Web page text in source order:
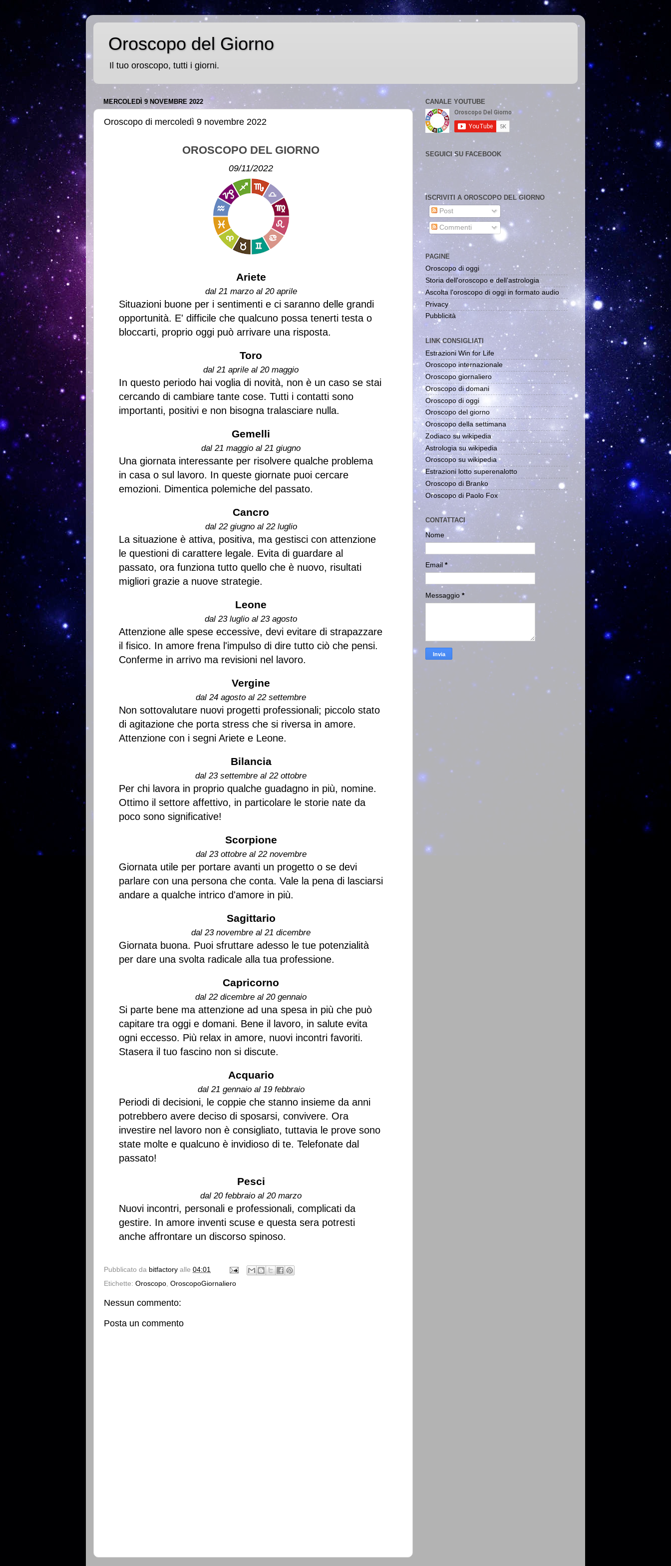
Oroscopo del Giorno
Il tuo oroscopo, tutti i giorni.
MERCOLEDÌ 9 NOVEMBRE 2022
Oroscopo di mercoledì 9 novembre 2022
OROSCOPO DEL GIORNO
09/11/2022
Ariete
dal 21 marzo al 20 aprile
Situazioni buone per i sentimenti e ci saranno delle grandi
opportunità. E' difficile che qualcuno possa tenerti testa o
bloccarti, proprio oggi può arrivare una risposta.
Toro
dal 21 aprile al 20 maggio
In questo periodo hai voglia di novità, non è un caso se stai
cercando di cambiare tante cose. Tutti i contatti sono
importanti, positivi e non bisogna tralasciare nulla.
Gemelli
dal 21 maggio al 21 giugno
Una giornata interessante per risolvere qualche problema
in casa o sul lavoro. In queste giornate puoi cercare
emozioni. Dimentica polemiche del passato.
Cancro
dal 22 giugno al 22 luglio
La situazione è attiva, positiva, ma gestisci con attenzione
le questioni di carattere legale. Evita di guardare al
passato, ora funziona tutto quello che è nuovo, risultati
migliori grazie a nuove strategie.
Leone
dal 23 luglio al 23 agosto
Attenzione alle spese eccessive, devi evitare di strapazzare
il fisico. In amore frena l'impulso di dire tutto ciò che pensi.
Conferme in arrivo ma revisioni nel lavoro.
Vergine
dal 24 agosto al 22 settembre
Non sottovalutare nuovi progetti professionali; piccolo stato
di agitazione che porta stress che si riversa in amore.
Attenzione con i segni Ariete e Leone.
Bilancia
dal 23 settembre al 22 ottobre
Per chi lavora in proprio qualche guadagno in più, nomine.
Ottimo il settore affettivo, in particolare le storie nate da
poco sono significative!
Scorpione
dal 23 ottobre al 22 novembre
Giornata utile per portare avanti un progetto o se devi
parlare con una persona che conta. Vale la pena di lasciarsi
andare a qualche intrico d'amore in più.
Sagittario
dal 23 novembre al 21 dicembre
Giornata buona. Puoi sfruttare adesso le tue potenzialità
per dare una svolta radicale alla tua professione.
Capricorno
dal 22 dicembre al 20 gennaio
Si parte bene ma attenzione ad una spesa in più che può
capitare tra oggi e domani. Bene il lavoro, in salute evita
ogni eccesso. Più relax in amore, nuovi incontri favoriti.
Stasera il tuo fascino non si discute.
Acquario
dal 21 gennaio al 19 febbraio
Periodi di decisioni, le coppie che stanno insieme da anni
potrebbero avere deciso di sposarsi, convivere. Ora
investire nel lavoro non è consigliato, tuttavia le prove sono
state molte e qualcuno è invidioso di te. Telefonate dal
passato!
Pesci
dal 20 febbraio al 20 marzo
Nuovi incontri, personali e professionali, complicati da
gestire. In amore inventi scuse e questa sera potresti
anche affrontare un discorso spinoso.
Pubblicato da bitfactory alle 04:01
Etichette: Oroscopo OroscopoGiornaliero
Nessun commento:
Posta un commento
CANALE YOUTUBE
SEGUICI SU FACEBOOK
ISCRIVITI A OROSCOPO DEL GIORNO
Post
Commenti
PAGINE
Oroscopo di oggi
Storia dell'oroscopo e dell'astrologia
Ascolta l'oroscopo di oggi in formato audio
Privacy
Pubblicità
LINK CONSIGLIATI
Estrazioni Win for Life
Oroscopo internazionale
Oroscopo giornaliero
Oroscopo di domani
Oroscopo di oggi
Oroscopo del giorno
Oroscopo della settimana
Zodiaco su wikipedia
Astrologia su wikipedia
Oroscopo su wikipedia
Estrazioni lotto superenalotto
Oroscopo di Branko
Oroscopo di Paolo Fox
CONTATTACI
Nome
Email *
Messaggio *